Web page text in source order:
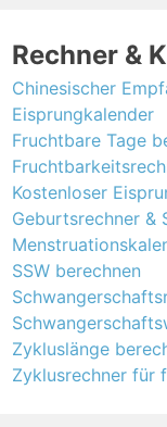
Rechner &
Chinesischer
Eisprungkalender
Fruchtbare Tage
Kostenloser
Geburtsrechner &
SSW berechnen
Zykluslänge
Zyklusrechner für